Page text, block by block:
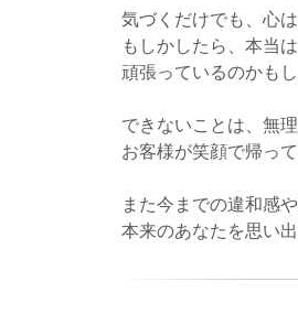
気づくだけでも、心
もしかしたら、本当
頑張っているのかもし
できないことは、無
お客様が笑顔で帰っ
また今までの違和感
本来のあなたを思い